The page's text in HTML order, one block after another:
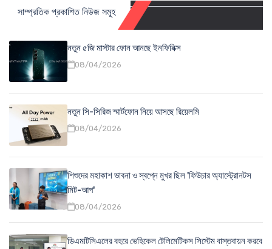
সাম্প্রতিক প্রকাশিত নিউজ সমূহ
নতুন ৫জি মাস্টার ফোন আনছে ইনফিনিক্স
08/04/2026
নতুন সি-সিরিজ স্মার্টফোন নিয়ে আসছে রিয়েলমি
08/04/2026
শিশুদের মহাকাশ ভাবনা ও স্বপ্নে মুখর ছিল 'ফিউচার অ্যাস্ট্রোনটস
মিট-আপ'
08/04/2026
ডিএমটিসিএলের বহরে ভেহিকেল টেলিমেটিকস সিস্টেম বাস্তবায়ন করবে